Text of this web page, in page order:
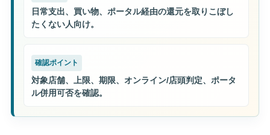
日常支出、買い物、ポータル経由の還元を取りこぼし
たくない人向け。
確認ポイント
対象店舗、上限、期限、オンライン/店頭判定、ポータ
ル併用可否を確認。